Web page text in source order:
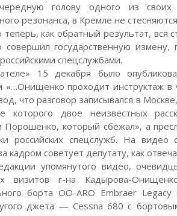
голову одного из своих
резонанса, в Кремле не
как обратный результат, вся
государственную измену,
спецслужбами.
15 декабря было
«…Онищенко проходит инструктаж в
что разговор записывался в
которого двое неизвестных
Порошенко, который сбежал», а
российских спецслужб. На видео
кадром советует депутату, как
упомянутого видео,
визитов г-на Кадырова-
борта OO-ARO Embraer
джета — Cessna 680 с